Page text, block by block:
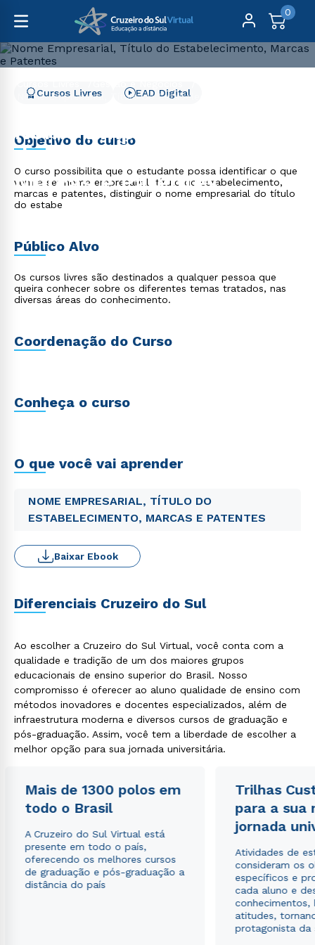
0
Nome Empresarial, Título do Estabelecimento, Marcas e
Nome Empresarial, Título
do Estabelecimento,
Marcas e Patentes
Cursos Livres EAD Digital
Objetivo do curso
O curso possibilita que o estudante possa identificar o que
vem a ser nome empresarial, título do estabelecimento,
marcas e patentes, distinguir o nome empresarial do título
do estabe
Público Alvo
Os cursos livres são destinados a qualquer pessoa que
queira conhecer sobre os diferentes temas tratados, nas
diversas áreas do conhecimento.
Coordenação do Curso
Conheça o curso
O que você vai aprender
NOME EMPRESARIAL, TÍTULO DO
ESTABELECIMENTO, MARCAS E PATENTES
Baixar Ebook
Diferenciais Cruzeiro do Sul
Ao escolher a Cruzeiro do Sul Virtual, você conta com a
qualidade e tradição de um dos maiores grupos
educacionais de ensino superior do Brasil. Nosso
compromisso é oferecer ao aluno qualidade de ensino com
métodos inovadores e docentes especializados, além de
infraestrutura moderna e diversos cursos de graduação e
pós-graduação. Assim, você tem a liberdade de escolher a
melhor opção para sua jornada universitária.
Mais de 1300 polos em
todo o Brasil
A Cruzeiro do Sul Virtual está
presente em todo o país,
oferecendo os melhores cursos
de graduação e pós-graduação a
distância do país
Trilhas
para a sua
jornada
Atividades de
consideram os
específicos e
cada aluno e
conhecimentos,
atitudes,
protagonista da